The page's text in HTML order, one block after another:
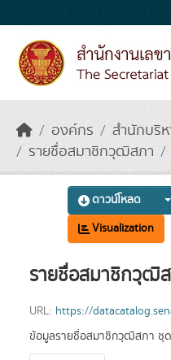
องค์กร
สำนักบริ
รายชื่อสมาชิกวุฒิสภา
ดาวน์โหลด
Visualization
รายชื่อสมาชิกวุฒิ
URL: https://datacatalog.senate.go.th/dataset/5221510c-b23a-4b04-
ข้อมูลรายชื่อสมาชิกวุฒิสภา ชุ